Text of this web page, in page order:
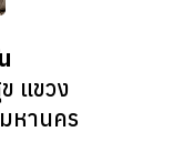
แขวง
หานคร